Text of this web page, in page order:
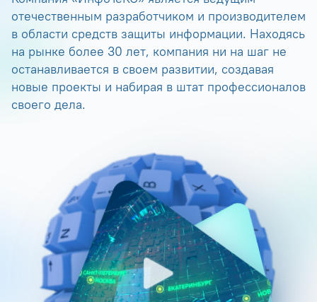
отечественным разработчиком и производителем
в области средств защиты информации. Находясь
на рынке более 30 лет, компания ни на шаг не
останавливается в своем развитии, создавая
новые проекты и набирая в штат профессионалов
своего дела.